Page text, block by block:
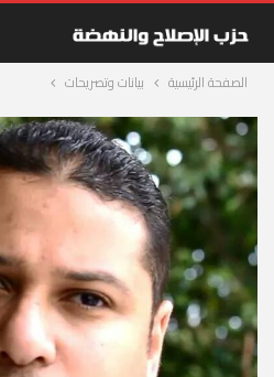
الصفحة الرئيسية بيانات وتصريحات